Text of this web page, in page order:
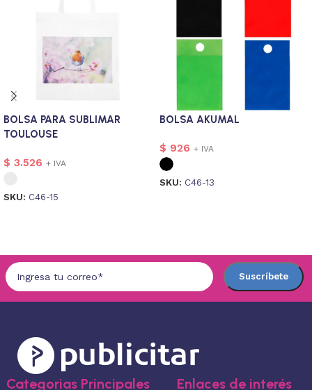
BOLSA PARA SUBLIMAR
TOULOUSE
$ 3.526 + IVA
SKU: C46-15
BOLSA AKUMAL
$ 926 + IVA
SKU: C46-13
Categorias Principales Enlaces de interés